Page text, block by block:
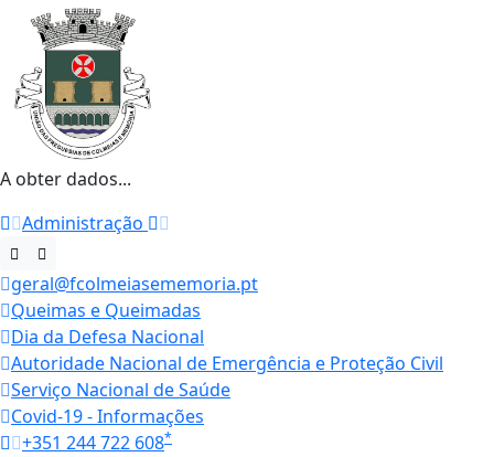
A obter dados...
Administração
geral@fcolmeiasememoria.pt
Queimas e Queimadas
Dia da Defesa Nacional
Autoridade Nacional de Emergência e Proteção Civil
Serviço Nacional de Saúde
Covid-19 - Informações
+351 244 722 608*